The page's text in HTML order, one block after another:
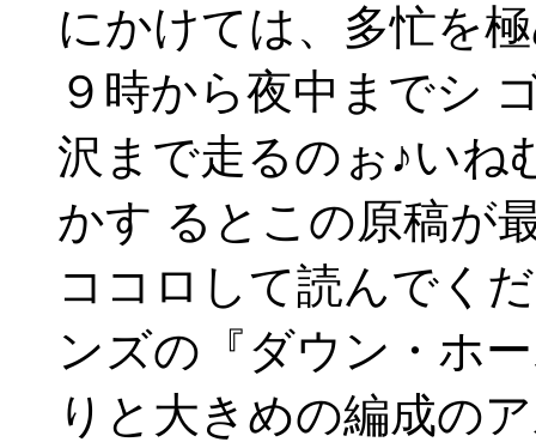
にかけては、多忙を
９時から夜中までシ
沢まで走るのぉ♪いね
かす るとこの原稿が
ココロして読んでく
ンズの『ダウン・ホ
りと大きめの編成の